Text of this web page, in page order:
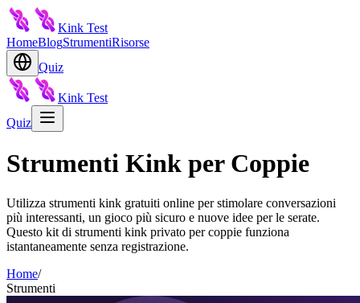
Kink Test
HomeBlogStrumentiRisorse
Quiz
Kink Test
Quiz
Strumenti Kink per Coppie
Utilizza strumenti kink gratuiti online per stimolare conversazioni
più interessanti, un gioco più sicuro e nuove idee per le serate.
Questo kit di strumenti kink privato per coppie funziona
istantaneamente senza registrazione.
Home/
Strumenti